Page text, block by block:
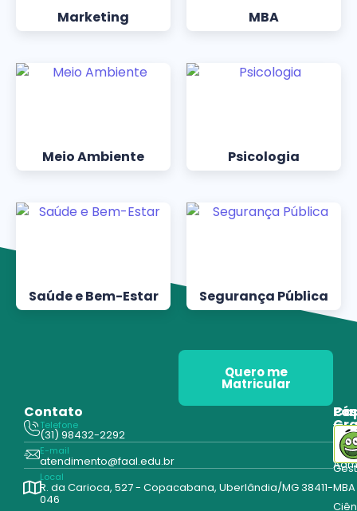
Marketing MBA
Meio Ambiente Psicologia
Saúde e Bem-Estar Segurança Pública
Quero me
Matricular
Contato
Telefone
(31) 98432-2292
E-mail
atendimento@faal.edu.br
Local
R. da Carioca, 527 - Copacabana, Uberlândia/MG 38411-
046
MBA